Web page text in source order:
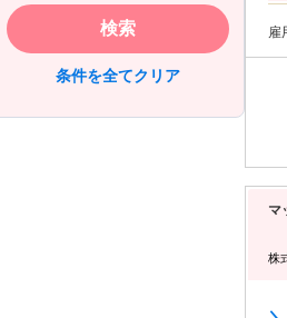
検索
条件を全てクリア
今
任
地
あ
施術
本・
も
サロン
雇
マ
株